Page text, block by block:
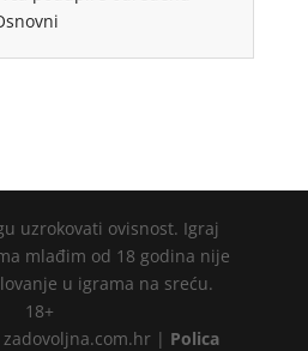
uzrokovati ovisnost. Igraj
mlađim od 18 godina nije
u igrama na sreću.
18+
| Polica